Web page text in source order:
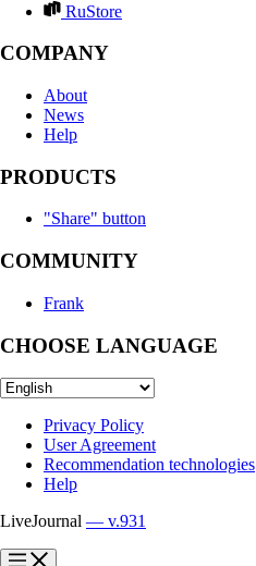
RuStore
COMPANY
About
News
Help
PRODUCTS
"Share" button
COMMUNITY
Frank
CHOOSE LANGUAGE
Privacy Policy
User Agreement
Recommendation technologies
Help
LiveJournal — v.931
?
?